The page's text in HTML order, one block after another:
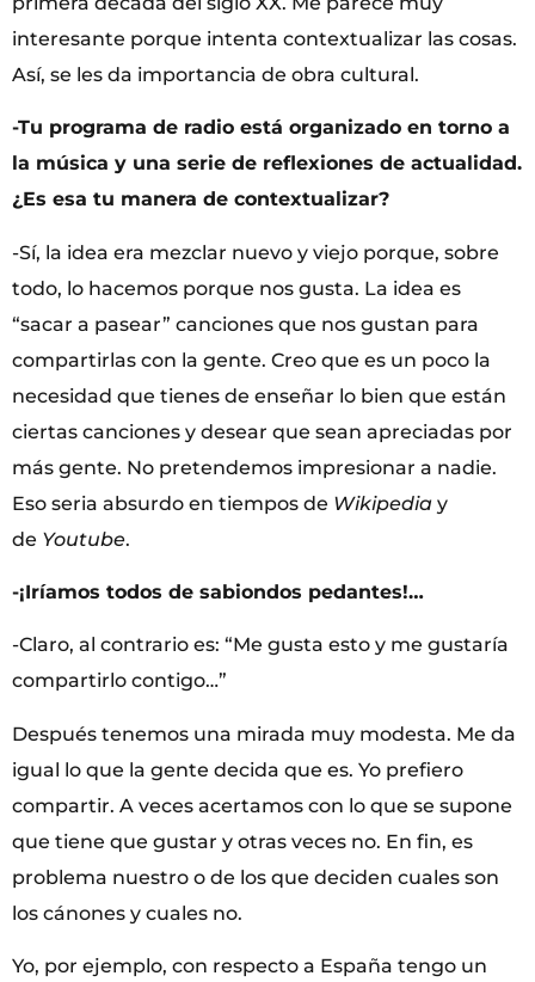
interesante porque intenta contextualizar las cosas.
Así, se les da importancia de obra cultural.
-Tu programa de radio está organizado en torno a
la música y una serie de reflexiones de actualidad.
¿Es esa tu manera de contextualizar?
-Sí, la idea era mezclar nuevo y viejo porque, sobre
todo, lo hacemos porque nos gusta. La idea es
“sacar a pasear” canciones que nos gustan para
compartirlas con la gente. Creo que es un poco la
necesidad que tienes de enseñar lo bien que están
ciertas canciones y desear que sean apreciadas por
más gente. No pretendemos impresionar a nadie.
Eso seria absurdo en tiempos de Wikipedia y
de Youtube.
-¡Iríamos todos de sabiondos pedantes!…
-Claro, al contrario es: “Me gusta esto y me gustaría
compartirlo contigo…”
Después tenemos una mirada muy modesta. Me da
igual lo que la gente decida que es. Yo prefiero
compartir. A veces acertamos con lo que se supone
que tiene que gustar y otras veces no. En fin, es
problema nuestro o de los que deciden cuales son
los cánones y cuales no.
Yo, por ejemplo, con respecto a España tengo un